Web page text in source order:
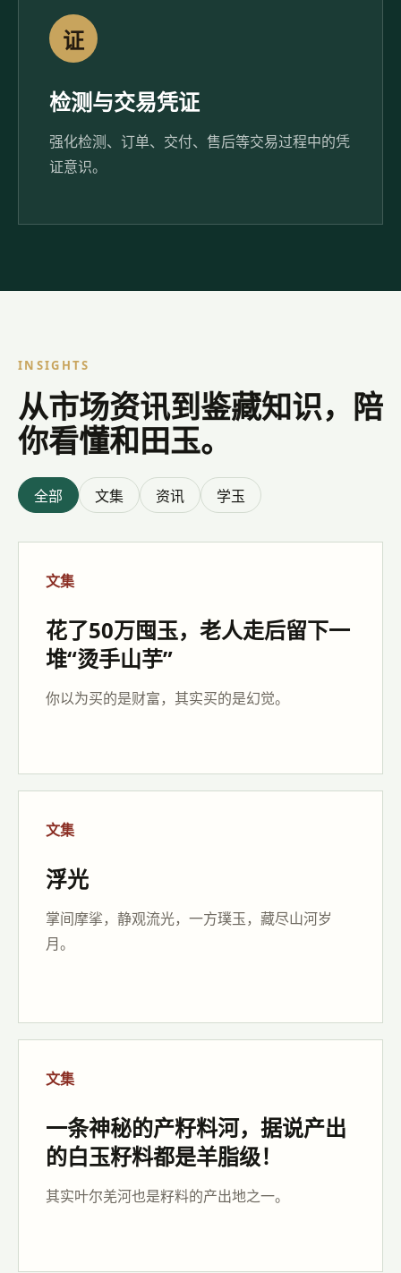
证
检测与交易凭证
强化检测、订单、交付、售后等交易过程中的凭
证意识。
INSIGHTS
从市场资讯到鉴藏知识，陪
你看懂和田玉。
全部 文集 资讯 学玉
文集
花了50万囤玉，老人走后留下一
堆“烫手山芋”
你以为买的是财富，其实买的是幻觉。
文集
浮光
掌间摩挲，静观流光，一方璞玉，藏尽山河岁
月。
文集
一条神秘的产籽料河，据说产出
的白玉籽料都是羊脂级！
其实叶尔羌河也是籽料的产出地之一。